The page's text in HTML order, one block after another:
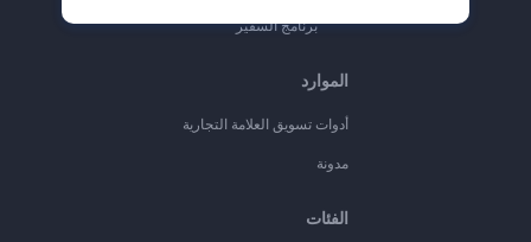
برنامج السفير
الموارد
أدوات تسويق العلامة التجارية
مدونة
الفئات